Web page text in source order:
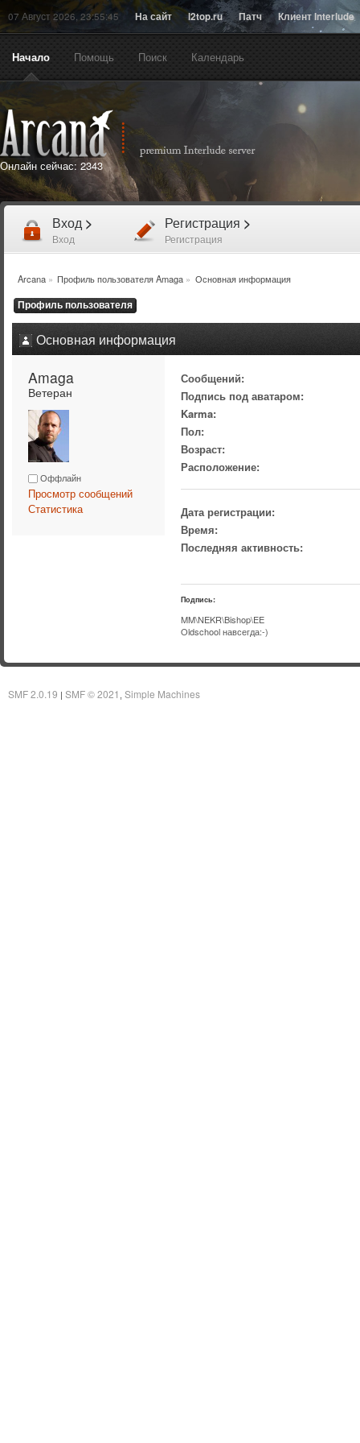
07 Август 2026, 23:55:45 На сайт l2top.ru Патч Клиент Interlude
Начало Помощь Поиск Календарь
Онлайн сейчас: 2343
Вход >
Вход
Регистрация >
Регистрация
Arcana» Профиль пользователя Amaga » Основная информация
Профиль пользователя
Основная информация
Amaga
Ветеран
Оффлайн
Просмотр сообщений
Статистика
Сообщений:
Подпись под аватаром:
Karma:
Пол:
Возраст:
Расположение:
Дата регистрации:
Время:
Последняя активность:
Подпись:
MM\NEKR\Bishop\EE
Oldschool навсегда:-)
SMF 2.0.19 SMF © 2021 Simple Machines